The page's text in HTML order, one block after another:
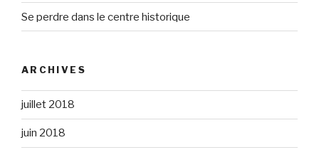
Se perdre dans le centre historique
ARCHIVES
juillet 2018
juin 2018